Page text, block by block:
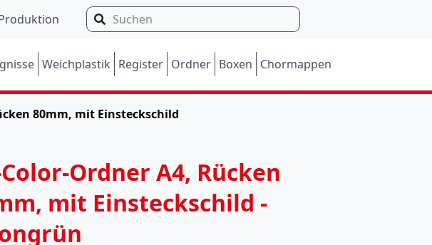
S
u
h
Weichplastik Register Ordner Boxen Chormappen
80mm, mit Einsteckschild
Color-Ordner A4, Rücken
mit Einsteckschild -